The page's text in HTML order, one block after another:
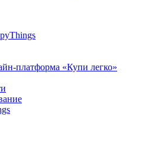
платформа «Купи легко»